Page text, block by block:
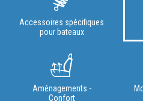
Accessoires spécifiques
pour bateaux
Aménagements -
Confort